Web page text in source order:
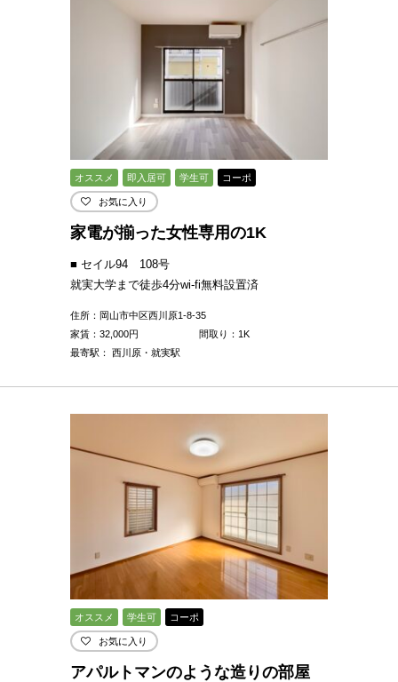
オススメ 即入居可 学生可 コーポ
お気に入り
家電が揃った女性専用の1K
■ セイル94 108号
就実大学まで徒歩4分wi-fi無料設置済
住所：岡山市中区西川原1-8-35
家賃： 32,000円
間取り：1K
最寄駅： 西川原・就実駅
オススメ 学生可 コーポ
お気に入り
アパルトマンのような造りの部屋